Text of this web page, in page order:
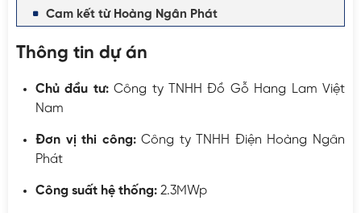
Cam kết từ Hoàng Ngân Phát
Thông tin dự án
Chủ đầu tư:Công ty TNHH Đồ Gỗ Hang Lam Việt
Nam
Đơn vị thi công:Công ty TNHH Điện Hoàng Ngân
Phát
Công suất hệ thống: 2.3MWp